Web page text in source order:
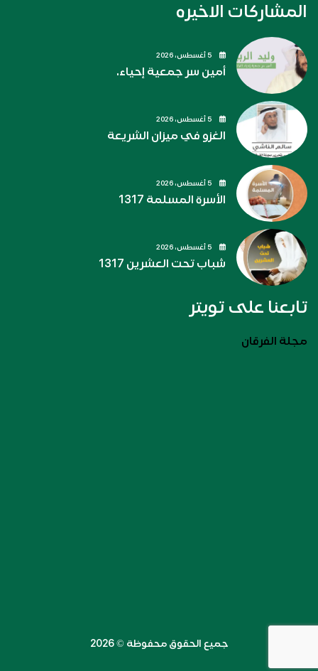
المشاركات الاخيره
أمين سر جمعية إحياء.
الغزو في ميزان الشريعة
الأسرة المسلمة 1317
شباب تحت العشرين 1317
تابعنا على تويتر
مجلة الفرقان
جميع الحقوق محفوظة ©️ 2026